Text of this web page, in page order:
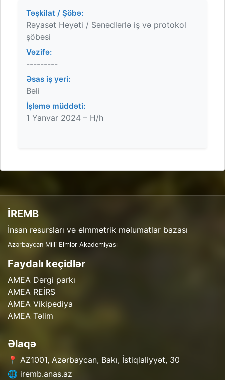
Təşkilat / Şöbə:
Rəyasət Heyəti / Sənədlərlə iş və protokol
şöbəsi
Vəzifə:
---------
Əsas iş yeri:
Bəli
İşləmə müddəti:
1 Yanvar 2024 – H/h
İREMB
İnsan resursları və elmmetrik məlumatlar bazası
Azərbaycan Milli Elmlər Akademiyası
Faydalı keçidlər
AMEA Dərgi parkı
AMEA REİRS
AMEA Vikipediya
AMEA Təlim
Əlaqə
📍 AZ1001, Azərbaycan, Bakı, İstiqlaliyyət, 30
🌐 iremb.anas.az